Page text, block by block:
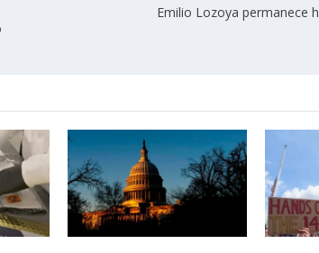
Emilio Lozoya permanece